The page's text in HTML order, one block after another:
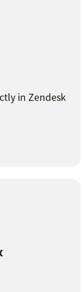
in Zendesk